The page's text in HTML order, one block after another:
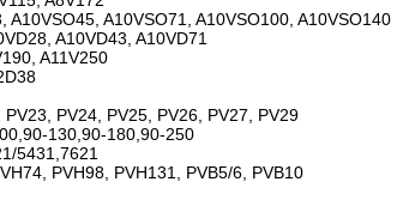
A10VSO45, A10VSO71, A10VSO100, A10VSO140
A10VD43, A10VD71
A11V250
PV24, PV25, PV26, PV27, PV29
130,90-180,90-250
5431,7621
PVH98, PVH131, PVB5/6, PVB10